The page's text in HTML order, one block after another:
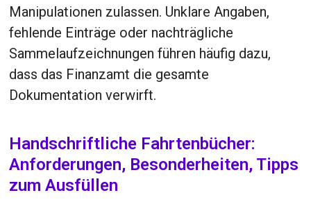
Manipulationen zulassen. Unklare Angaben,
fehlende Einträge oder nachträgliche
Sammelaufzeichnungen führen häufig dazu,
dass das Finanzamt die gesamte
Dokumentation verwirft.
Handschriftliche Fahrtenbücher:
Anforderungen, Besonderheiten, Tipps
zum Ausfüllen